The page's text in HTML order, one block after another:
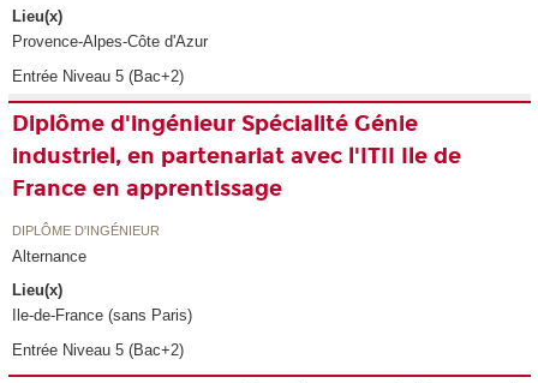
Lieu(x)
Provence-Alpes-Côte d'Azur
Entrée Niveau 5 (Bac+2)
Diplôme d'ingénieur Spécialité Génie
industriel, en partenariat avec l'ITII Ile de
France en apprentissage
DIPLÔME D'INGÉNIEUR
Alternance
Lieu(x)
Ile-de-France (sans Paris)
Entrée Niveau 5 (Bac+2)